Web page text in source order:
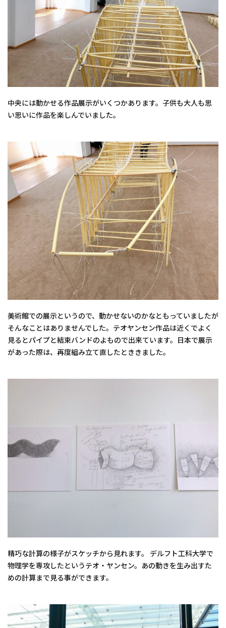
中央には動かせる作品展示がいくつかあります。子供も大人も思
い思いに作品を楽しんでいました。
美術館での展示というので、動かせないのかなともっていましたが
そんなことはありませんでした。テオヤンセン作品は近くでよく
見るとパイプと結束バンドのよもので出来ています。日本で展示
があった際は、再度組み立て直したとききました。
精巧な計算の様子がスケッチから見れます。 デルフト工科大学で
物理学を専攻したというテオ・ヤンセン。あの動きを生み出すた
めの計算まで見る事ができます。